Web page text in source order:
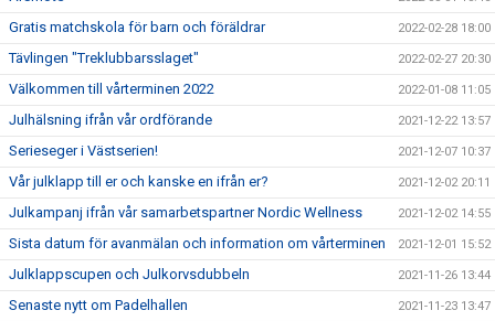
Gratis matchskola för barn och föräldrar 2022-02-28 18:00
Tävlingen "Treklubbarsslaget" 2022-02-27 20:30
Välkommen till vårterminen 2022 2022-01-08 11:05
Julhälsning ifrån vår ordförande 2021-12-22 13:57
Serieseger i Västserien! 2021-12-07 10:37
Vår julklapp till er och kanske en ifrån er? 2021-12-02 20:11
Julkampanj ifrån vår samarbetspartner Nordic Wellness 2021-12-02 14:55
Sista datum för avanmälan och information om vårterminen 2021-12-01 15:52
Julklappscupen och Julkorvsdubbeln 2021-11-26 13:44
Senaste nytt om Padelhallen 2021-11-23 13:47